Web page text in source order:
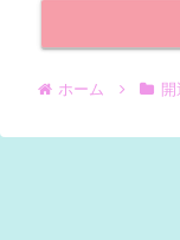
ホーム 開